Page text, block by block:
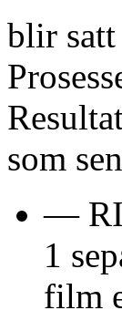
blir satt
som
—
1
film